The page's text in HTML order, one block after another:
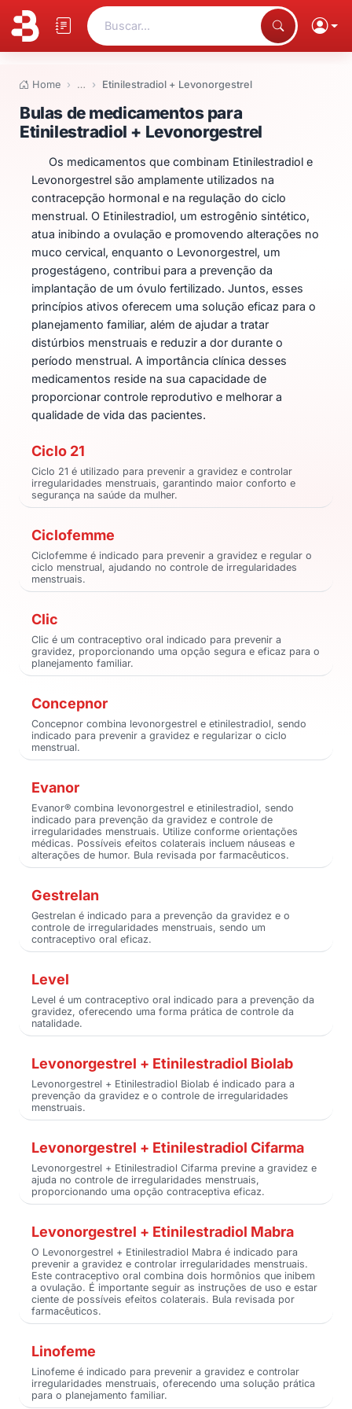
Buscar...
Home … Etinilestradiol + Levonorgestrel
Bulas de medicamentos para
Bulas de medicamentos para
Etinilestradiol + Levonorgestrel
Os medicamentos que combinam Etinilestradiol e
Levonorgestrel são amplamente utilizados na
contracepção hormonal e na regulação do ciclo
menstrual. O Etinilestradiol, um estrogênio sintético,
atua inibindo a ovulação e promovendo alterações no
muco cervical, enquanto o Levonorgestrel, um
progestágeno, contribui para a prevenção da
implantação de um óvulo fertilizado. Juntos, esses
princípios ativos oferecem uma solução eficaz para o
planejamento familiar, além de ajudar a tratar
distúrbios menstruais e reduzir a dor durante o
período menstrual. A importância clínica desses
medicamentos reside na sua capacidade de
proporcionar controle reprodutivo e melhorar a
qualidade de vida das pacientes.
Ciclo 21
Ciclo 21 é utilizado para prevenir a gravidez e controlar
irregularidades menstruais, garantindo maior conforto e
segurança na saúde da mulher.
Ciclofemme
Ciclofemme é indicado para prevenir a gravidez e regular o
ciclo menstrual, ajudando no controle de irregularidades
menstruais.
Clic
Clic é um contraceptivo oral indicado para prevenir a
gravidez, proporcionando uma opção segura e eficaz para o
planejamento familiar.
Concepnor
Concepnor combina levonorgestrel e etinilestradiol, sendo
indicado para prevenir a gravidez e regularizar o ciclo
menstrual.
Evanor
Evanor® combina levonorgestrel e etinilestradiol, sendo
indicado para prevenção da gravidez e controle de
irregularidades menstruais. Utilize conforme orientações
médicas. Possíveis efeitos colaterais incluem náuseas e
alterações de humor. Bula revisada por farmacêuticos.
Gestrelan
Gestrelan é indicado para a prevenção da gravidez e o
controle de irregularidades menstruais, sendo um
contraceptivo oral eficaz.
Level
Level é um contraceptivo oral indicado para a prevenção da
gravidez, oferecendo uma forma prática de controle da
natalidade.
Levonorgestrel + Etinilestradiol Biolab
Levonorgestrel + Etinilestradiol Biolab é indicado para a
prevenção da gravidez e o controle de irregularidades
menstruais.
Levonorgestrel + Etinilestradiol Cifarma
Levonorgestrel + Etinilestradiol Cifarma previne a gravidez e
ajuda no controle de irregularidades menstruais,
proporcionando uma opção contraceptiva eficaz.
Levonorgestrel + Etinilestradiol Mabra
O Levonorgestrel + Etinilestradiol Mabra é indicado para
prevenir a gravidez e controlar irregularidades menstruais.
Este contraceptivo oral combina dois hormônios que inibem
a ovulação. É importante seguir as instruções de uso e estar
ciente de possíveis efeitos colaterais. Bula revisada por
farmacêuticos.
Linofeme
Linofeme é indicado para prevenir a gravidez e controlar
irregularidades menstruais, oferecendo uma solução prática
para o planejamento familiar.